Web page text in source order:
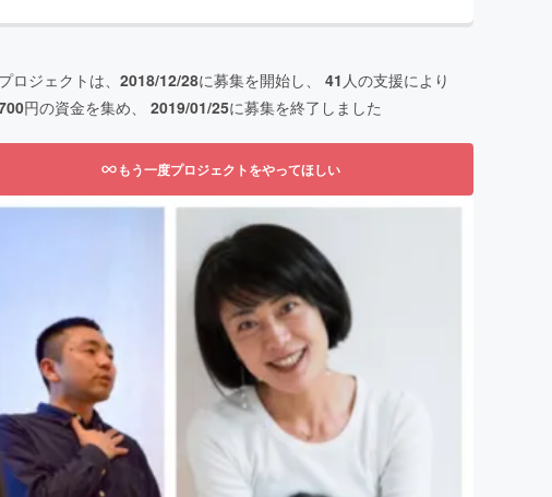
ロジェクトは、 2018/12/28に募集を開始し、 41 人の支援により
円の資金を集め、 2019/01/25に募集を終了しました
もう一度プロジェクトをやってほしい